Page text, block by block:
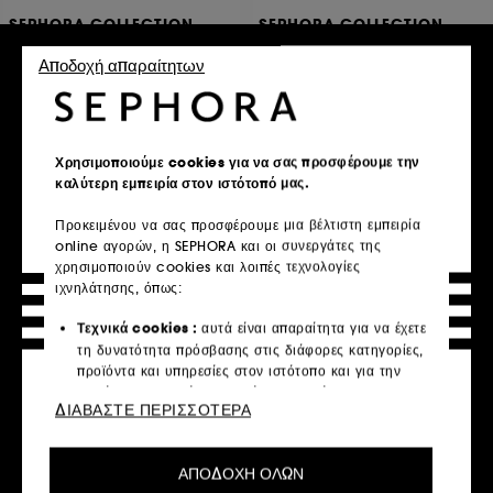
SEPHORA COLLECTION
Summer Skin Glow
Σετ Περιποίησης Προσώπου
€ 22,99
SEPHORA COLLECTION
MASKS MANIA SET
€ 9,99
ενημερώστε με
SEPHORA COLLECTION
MICRO MASKS MANIA SET
Exclusive
SEPHORA COLLECTION
Coconut Mania
Χρησιμοποιούμε cookies για να σας προσφέρουμε την
καλύτερη εμπειρία στον ιστότοπό μας.
Προκειμένου να σας προσφέρουμε μια βέλτιστη εμπειρία
online αγορών, η SEPHORA και οι συνεργάτες της
χρησιμοποιούν cookies και λοιπές τεχνολογίες
ιχνηλάτησης, όπως:
Τεχνικά cookies : αυτά είναι απαραίτητα για να έχετε
τη δυνατότητα πρόσβασης στις διάφορες κατηγορίες,
προϊόντα και υπηρεσίες στον ιστότοπο και για την
ασφάλεια του ιστότοπου. Είναι απαραίτητα για την
τεχνική λειτουργία του ιστότοπου και δεν μπορούν να
Cookies εξατομίκευσης :μας επιτρέπουν να σας
ΑΠΟΔΟΧΗ ΟΛΩΝ
Αποδοχή απαραίτητων
ΔΙΑΒΑΣΤΕ ΠΕΡΙΣΣΟΤΕΡΑ